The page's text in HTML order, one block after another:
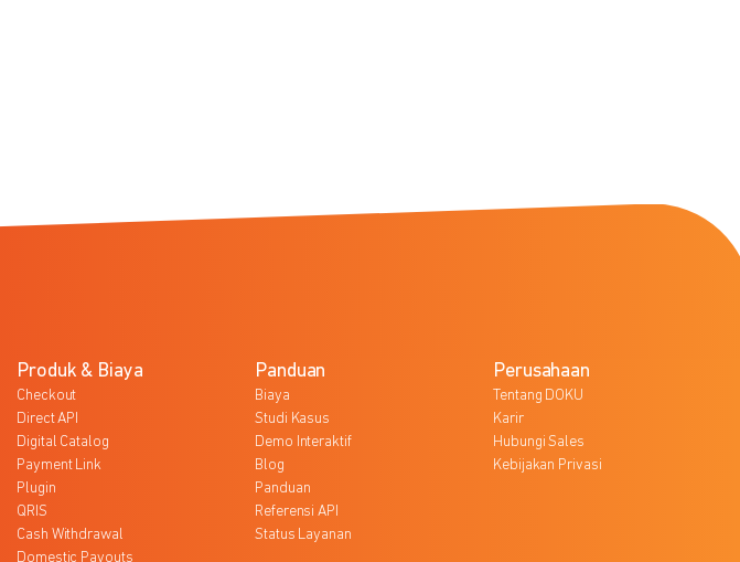
Produk & Biaya
Checkout
Direct API
Digital Catalog
Payment Link
Plugin
QRIS
Cash Withdrawal
Domestic Payouts
Panduan
Biaya
Studi Kasus
Demo Interaktif
Blog
Panduan
Referensi API
Status Layanan
Perusahaan
Tentang DOKU
Karir
Hubungi Sales
Kebijakan Privasi